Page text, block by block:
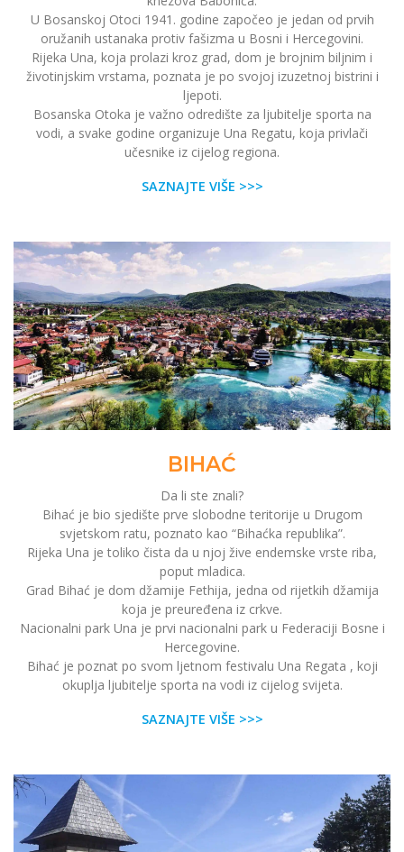
U Bosanskoj Otoci 1941. godine započeo je jedan od prvih
oružanih ustanaka protiv fašizma u Bosni i Hercegovini.
Rijeka Una, koja prolazi kroz grad, dom je brojnim biljnim i
životinjskim vrstama, poznata je po svojoj izuzetnoj bistrini i
ljepoti.
Bosanska Otoka je važno odredište za ljubitelje sporta na
vodi, a svake godine organizuje Una Regatu, koja privlači
učesnike iz cijelog regiona.
SAZNAJTE VIŠE >>>
BIHAĆ
Da li ste znali?
Bihać je bio sjedište prve slobodne teritorije u Drugom
svjetskom ratu, poznato kao “Bihaćka republika”.
Rijeka Una je toliko čista da u njoj žive endemske vrste riba,
poput mladica.
Grad Bihać je dom džamije Fethija, jedna od rijetkih džamija
koja je preuređena iz crkve.
Nacionalni park Una je prvi nacionalni park u Federaciji Bosne i
Hercegovine.
Bihać je poznat po svom ljetnom festivalu Una Regata , koji
okuplja ljubitelje sporta na vodi iz cijelog svijeta.
SAZNAJTE VIŠE >>>